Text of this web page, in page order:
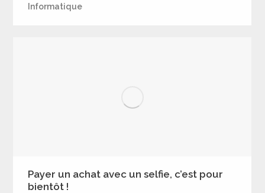
Informatique
Payer un achat avec un selfie, c’est pour
bientôt !